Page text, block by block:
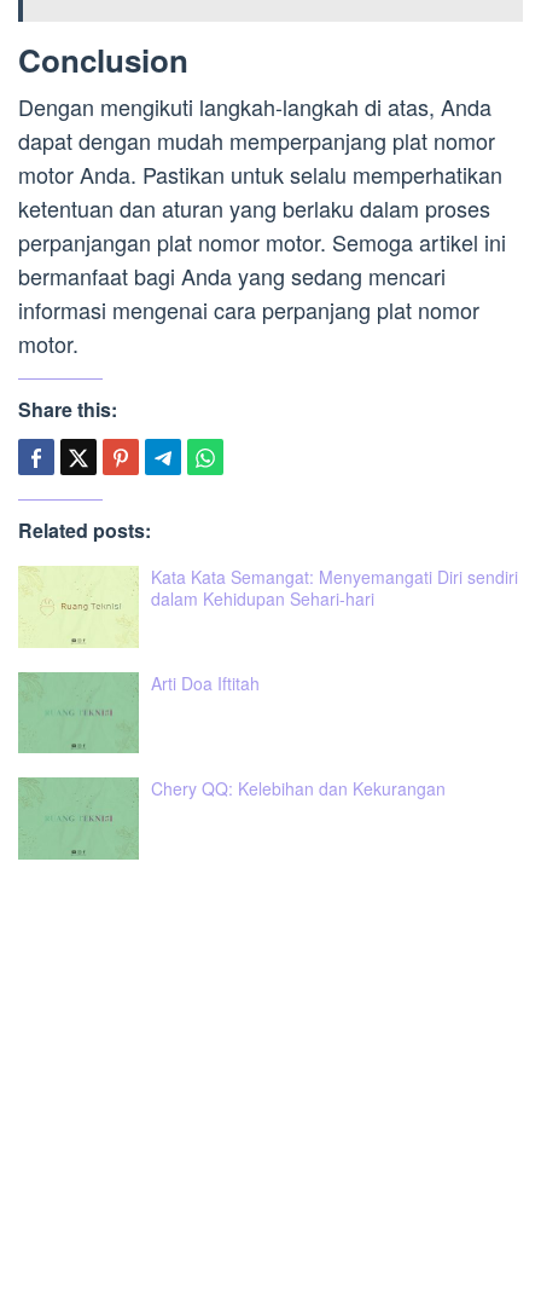
Conclusion
Dengan mengikuti langkah-langkah di atas, Anda
dapat dengan mudah memperpanjang plat nomor
motor Anda. Pastikan untuk selalu memperhatikan
ketentuan dan aturan yang berlaku dalam proses
perpanjangan plat nomor motor. Semoga artikel ini
bermanfaat bagi Anda yang sedang mencari
informasi mengenai cara perpanjang plat nomor
motor.
Share this:
Related posts:
Kata Kata Semangat: Menyemangati Diri sendiri
dalam Kehidupan Sehari-hari
Arti Doa Iftitah
Chery QQ: Kelebihan dan Kekurangan